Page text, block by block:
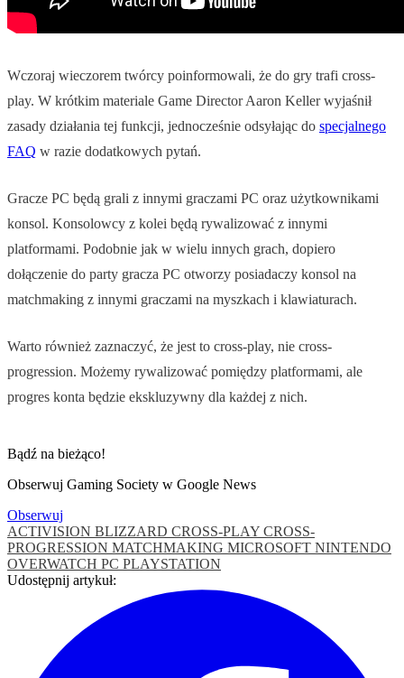
Wczoraj wieczorem twórcy poinformowali, że do gry trafi cross-
play. W krótkim materiale Game Director Aaron Keller wyjaśnił
zasady działania tej funkcji, jednocześnie odsyłając do specjalnego
FAQ w razie dodatkowych pytań.
Gracze PC będą grali z innymi graczami PC oraz użytkownikami
konsol. Konsolowcy z kolei będą rywalizować z innymi
platformami. Podobnie jak w wielu innych grach, dopiero
dołączenie do party gracza PC otworzy posiadaczy konsol na
matchmaking z innymi graczami na myszkach i klawiaturach.
Warto również zaznaczyć, że jest to cross-play, nie cross-
progression. Możemy rywalizować pomiędzy platformami, ale
progres konta będzie ekskluzywny dla każdej z nich.
Bądź na bieżąco!
Obserwuj Gaming Society w Google News
Obserwuj
ACTIVISION BLIZZARD CROSS-PLAY CROSS-
PROGRESSION MATCHMAKING MICROSOFT NINTENDO
OVERWATCH PC PLAYSTATION
Udostępnij artykuł: